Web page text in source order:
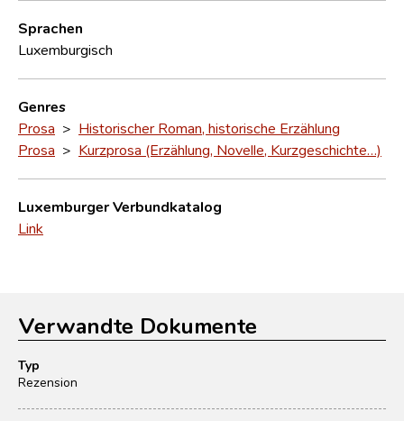
Sprachen
Luxemburgisch
Genres
Prosa > Historischer Roman, historische Erzählung
Prosa > Kurzprosa (Erzählung, Novelle, Kurzgeschichte…)
Luxemburger Verbundkatalog
Link
Verwandte Dokumente
Typ
Rezension